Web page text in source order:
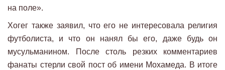
на поле».
Хогег также заявил, что его не интересовала религия
футболиста, и что он нанял бы его, даже будь он
мусульманином. После столь резких комментариев
фанаты стерли свой пост об имени Мохамеда. В итоге